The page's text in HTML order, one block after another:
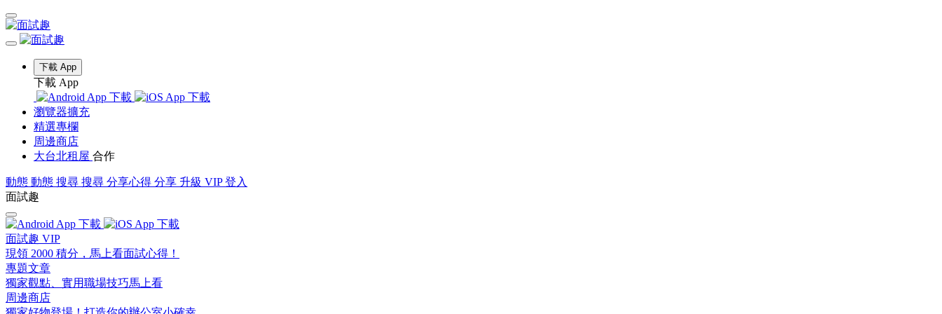
下載 App
下載 App
瀏覽器擴充
精選專欄
周邊商店
大台北租屋 合作
動態 動態 搜尋 搜尋 分享心得 分享 升級 VIP 登入
面試趣
面試趣 VIP
現領 2000 積分，馬上看面試心得！
專題文章
獨家觀點、實用職場技巧馬上看
周邊商店